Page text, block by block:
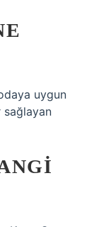
uygun
sağlayan